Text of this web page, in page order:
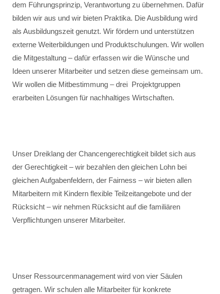
dem Führungsprinzip, Verantwortung zu übernehmen. Dafür
bilden wir aus und wir bieten Praktika. Die Ausbildung wird
als Ausbildungszeit genutzt. Wir fördern und unterstützen
externe Weiterbildungen und Produktschulungen. Wir wollen
die Mitgestaltung – dafür erfassen wir die Wünsche und
Ideen unserer Mitarbeiter und setzen diese gemeinsam um.
Wir wollen die Mitbestimmung – drei Projektgruppen
erarbeiten Lösungen für nachhaltiges Wirtschaften.
Unser Dreiklang der Chancengerechtigkeit bildet sich aus
der Gerechtigkeit – wir bezahlen den gleichen Lohn bei
gleichen Aufgabenfeldern, der Fairness – wir bieten allen
Mitarbeitern mit Kindern flexible Teilzeitangebote und der
Rücksicht – wir nehmen Rücksicht auf die familiären
Verpflichtungen unserer Mitarbeiter.
Unser Ressourcenmanagement wird von vier Säulen
getragen. Wir schulen alle Mitarbeiter für konkrete